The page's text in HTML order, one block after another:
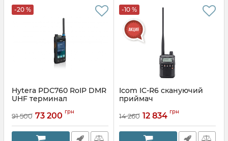
-20 %
Hytera PDC760 RoIP DMR
UHF терминал
91 500 73 200 грн
-10 %
Icom IC-R6 cкануючий
приймач
14 260 12 834 грн